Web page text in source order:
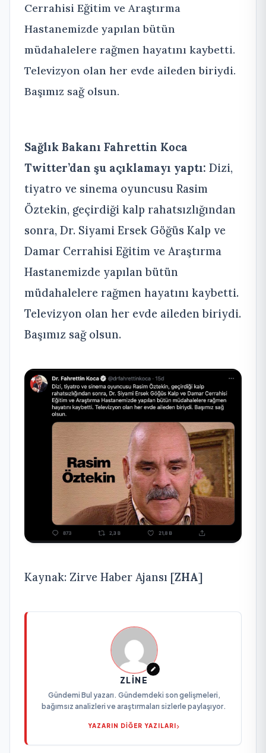
Cerrahisi Eğitim ve Araştırma
Hastanemizde yapılan bütün
müdahalelere rağmen hayatını kaybetti.
Televizyon olan her evde aileden biriydi.
Başımız sağ olsun.
Sağlık Bakanı Fahrettin Koca
Twitter’dan şu açıklamayı yaptı: Dizi,
tiyatro ve sinema oyuncusu Rasim
Öztekin, geçirdiği kalp rahatsızlığından
sonra, Dr. Siyami Ersek Göğüs Kalp ve
Damar Cerrahisi Eğitim ve Araştırma
Hastanemizde yapılan bütün
müdahalelere rağmen hayatını kaybetti.
Televizyon olan her evde aileden biriydi.
Başımız sağ olsun.
Kaynak: Zirve Haber Ajansı [ZHA]
ZLINE
Gündemi Bul yazarı. Gündemdeki son gelişmeleri,
bağımsız analizleri ve araştırmaları sizlerle paylaşıyor.
YAZARIN DİĞER YAZILARI